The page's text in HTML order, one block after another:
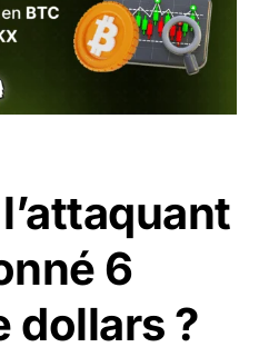
6
dollars ?